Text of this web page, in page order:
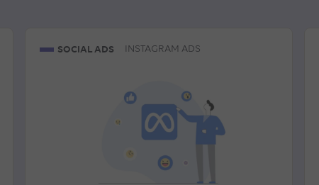
SOCIAL ADS INSTAGRAM ADS